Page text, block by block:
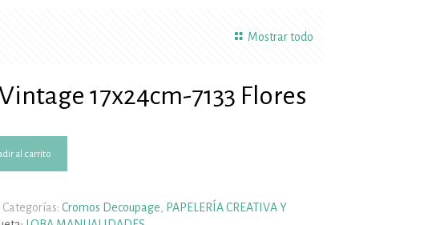
Mostrar todo
17x24cm-7133 Flores
al carrito
Categorías: Cromos Decoupage
PAPELERÍA CREATIVA Y